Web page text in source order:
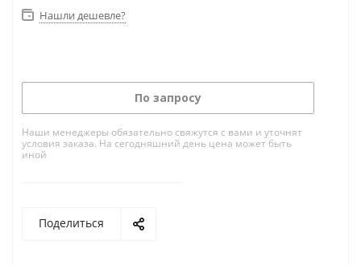
Нашли дешевле?
По запросу
Наши менеджеры обязательно свяжутся с вами и уточнят
условия заказа. На сегодняшний день цена может быть
иной
Поделиться